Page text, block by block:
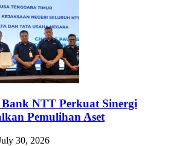
NTT Perkuat Sinergi
Pemulihan Aset
30, 2026